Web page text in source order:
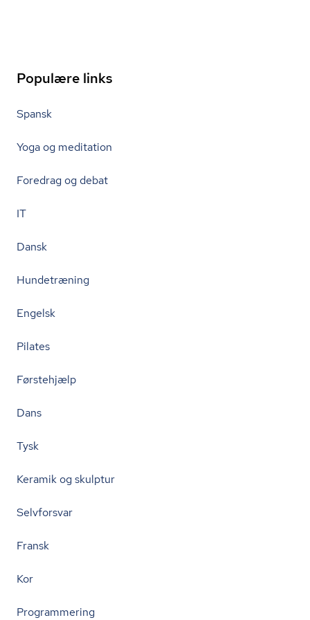
Populære links
Spansk
Yoga og meditation
Foredrag og debat
IT
Dansk
Hundetræning
Engelsk
Pilates
Førstehjælp
Dans
Tysk
Keramik og skulptur
Selvforsvar
Fransk
Kor
Programmering